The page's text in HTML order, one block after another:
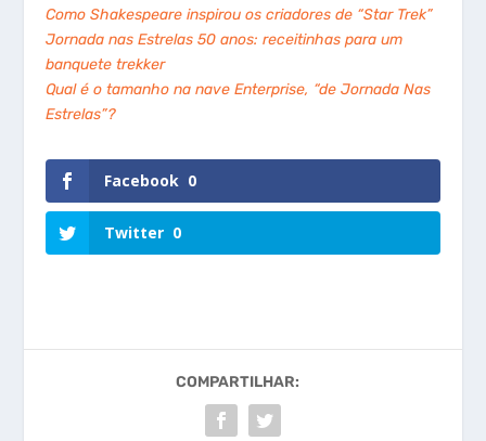
Como Shakespeare inspirou os criadores de “Star Trek”
Jornada nas Estrelas 50 anos: receitinhas para um
banquete trekker
Qual é o tamanho na nave Enterprise, “de Jornada Nas
Estrelas”?
Facebook 0
Twitter 0
COMPARTILHAR: